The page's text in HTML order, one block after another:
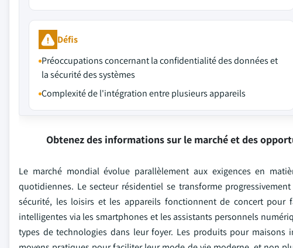
Défis
Préoccupations concernant la confidentialité des données et
la sécurité des systèmes
Complexité de l'intégration entre plusieurs appareils
Obtenez des informations sur le marché et des
Le marché mondial évolue parallèlement aux exigences en
quotidiennes. Le secteur résidentiel se transforme
sécurité, les loisirs et les appareils fonctionnent de concert
intelligentes via les smartphones et les assistants personnels
types de technologies dans leur foyer. Les produits pour maisons